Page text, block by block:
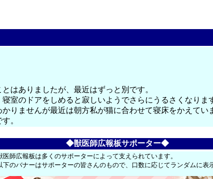
はありましたが、最近はずっと別です。
室のドアをしめると寂しいようでさらにうるさくなり
りませんが最近は朝方私が猫に合わせて寝床をかえてい
。
◆獣医師広報板サポーター◆
医師広報板は多くのサポーターによって支えられています。
下のバナーはサポーターの皆さんのもので、口数に応じてランダムに表